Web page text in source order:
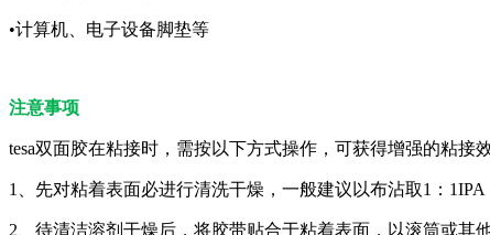
•计算机、电子设备脚垫等
注意事项
tesa双面胶在粘接时，需按以下方式操作，可获得增强的粘接
1、先对粘着表面必进行清洗干燥，一般建议以布沾取1：
2、待清洁溶剂干燥后，将胶带贴合于粘着表面，以滚筒或其